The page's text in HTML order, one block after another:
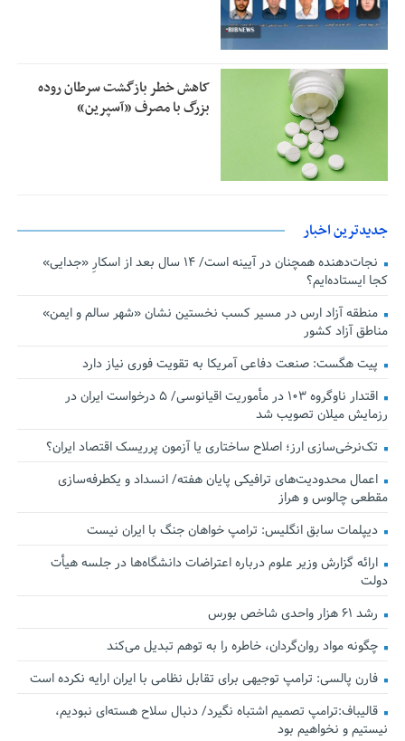
کاهش خطر بازگشت سرطان روده
بزرگ با مصرف «آسپرین»
جدیدترین اخبار
نجات‌دهنده‌ همچنان در آیینه است/ ۱۴ سال بعد از اسکارِ «جدایی»
کجا ایستاده‌ایم؟
منطقه آزاد ارس در مسیر کسب نخستین نشان «شهر سالم و ایمن»
مناطق آزاد کشور
پیت هگست: صنعت دفاعی آمریکا به تقویت فوری نیاز دارد
اقتدار ناوگروه ۱۰۳ در مأموریت‌ اقیانوسی/ ۵ درخواست ایران در
رزمایش میلان تصویب شد
تک‌نرخی‌سازی ارز؛ اصلاح ساختاری یا آزمون پرریسک اقتصاد ایران؟
اعمال محدودیت‌های ترافیکی پایان هفته/ انسداد و یکطرفه‌سازی
مقطعی چالوس و هراز
دیپلمات سابق انگلیس:‌ ترامپ خواهان جنگ با ایران نیست
ارائه گزارش وزیر علوم درباره اعتراضات دانشگاه‌ها در جلسه هیأت
دولت
رشد ۶۱ هزار واحدی شاخص بورس
چگونه مواد روان‌گردان، خاطره را به توهم تبدیل می‌کند
فارن پالسی: ترامپ توجیهی برای تقابل نظامی با ایران ارایه نکرده است
قالیباف:ترامپ تصمیم اشتباه نگیرد/ دنبال سلاح هسته‌ای نبودیم،
نیستیم و نخواهیم بود